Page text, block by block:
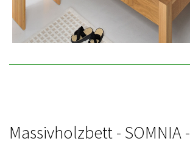
Massivholzbett - SOMNIA -